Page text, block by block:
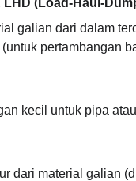
(Load-Haul-
galian dari dalam
pertambangan
kecil untuk pipa
dari material galian